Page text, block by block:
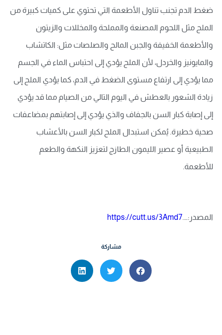
ضغط الدم تجنب تناول الأطعمة التي تحتوي على كميات كبيرة من
الملح مثل اللحوم المصنعة والمملحة والمخللات والزيتون
والأطعمة الخفيفة والجبن المالح والصلصات مثل: الكاتشاب
والمايونيز والخردل، لأن الملح يؤدي إلى احتباس الماء في الجسم
مما يؤدي إلى ارتفاع مستوى الضغط في الدم، كما يؤدي الملح إلى
زيادة الشعور بالعطش في اليوم التالي من الصيام مما قد يؤدي
إلى إصابة كبار السن بالجفاف والذي يؤدي إلى إصابتهم بمضاعفات
صحية خطيرة. يُمكن استبدال الملح لكبار السن بالأعشاب
الطبيعية أو عصير الليمون الطازج لتعزيز النكهة والطعم
للأطعمة.
المصدر:….https://cutt.us/3Amd7
مشاركة